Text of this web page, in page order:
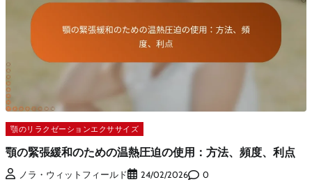
顎のリラクゼーションエクササイズ
顎の緊張緩和のための温熱圧迫の使用：方法、頻度、利点
ノラ・ウィットフィールド 24/02/2026 0